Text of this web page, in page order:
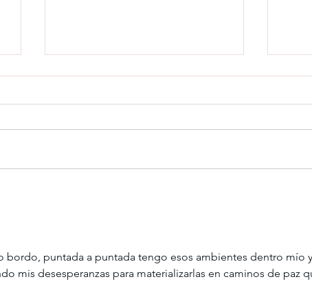
bordo, puntada a puntada tengo esos ambientes dentro mío y
mis desesperanzas para materializarlas en caminos de paz